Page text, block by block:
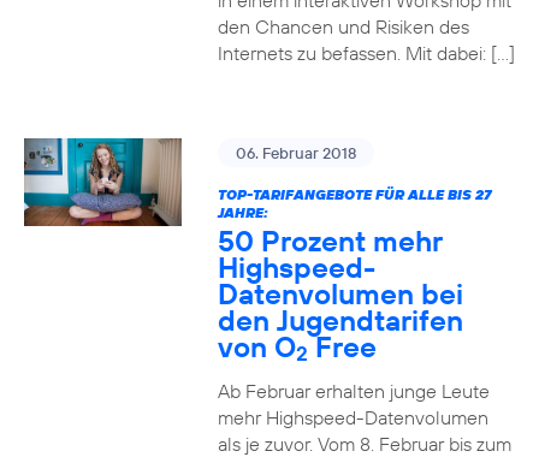
den Chancen und Risiken des
Internets zu befassen. Mit dabei: […]
06. Februar 2018
TOP-TARIFANGEBOTE FÜR ALLE BIS 27
JAHRE:
50 Prozent mehr
Highspeed-
Datenvolumen bei
den Jugendtarifen
von O2Free
Ab Februar erhalten junge Leute
mehr Highspeed-Datenvolumen
als je zuvor. Vom 8. Februar bis zum